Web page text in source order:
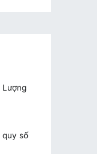
Lượng
quy số